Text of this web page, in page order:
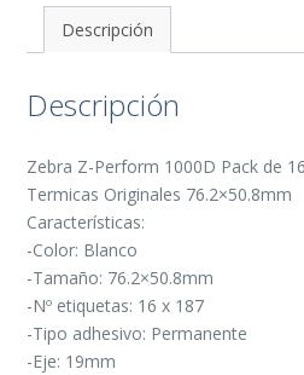
76.2x50.8mm
Adhesivo
187
Unidades
-
T
cantidad
Descripción
Descripción
Zebra Z-Perform 1000D Pack de
Termicas Originales 76.2×50.8mm
Características:
-Color: Blanco
-Tamaño: 76.2×50.8mm
-Nº etiquetas: 16 x 187
-Tipo adhesivo: Permanente
-Eje: 19mm